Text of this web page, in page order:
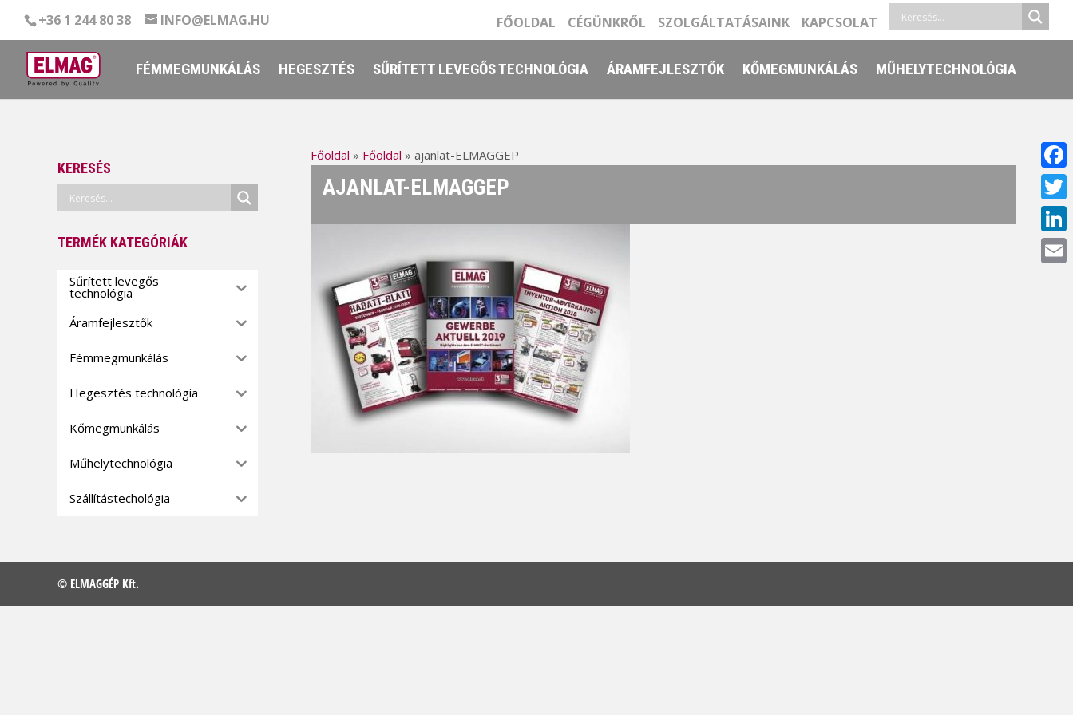
+36 1 244 80 38 INFO@ELMAG.HU FŐOLDAL CÉGÜNKRŐL SZOLGÁLTATÁSAINK KAPCSOLAT
FÉMMEGMUNKÁLÁS HEGESZTÉS SŰRÍTETT LEVEGŐS TECHNOLÓGIA ÁRAMFEJLESZTŐK KŐMEGMUNKÁLÁS MŰHELYTECHNOLÓGIA
Főoldal » Főoldal » ajanlat-ELMAGGEP
AJANLAT-ELMAGGEP
KERESÉS
TERMÉK KATEGÓRIÁK
Sűrített levegős
technológia
Áramfejlesztők
Fémmegmunkálás
Hegesztés technológia
Kőmegmunkálás
Műhelytechnológia
Szállítástechológia
© ELMAGGÉP Kft.